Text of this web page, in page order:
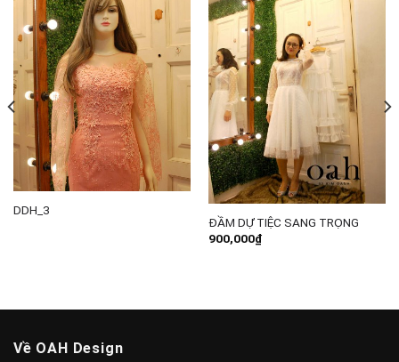
DDH_3
ĐẦM DỰ TIỆC SANG TRỌNG
900,000₫
Về OAH Design